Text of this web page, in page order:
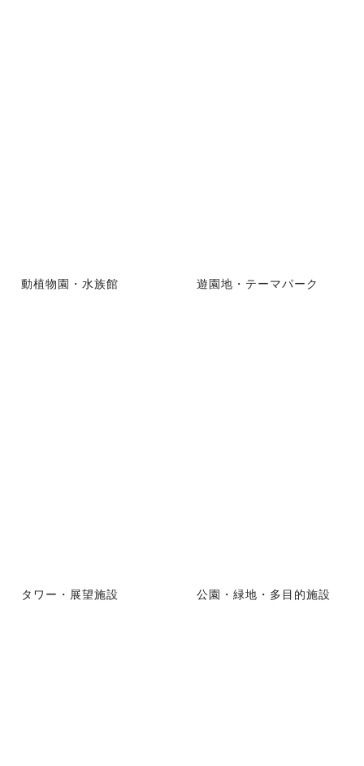
動植物園・水族館 遊園地・テーマパーク
タワー・展望施設 公園・緑地・多目的施設